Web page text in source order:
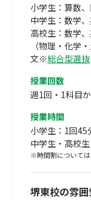
小学生：算数、
中学生：数学
高校生：数学
（物理・化学
文※総合型選抜
授業回数
週1回・1科目
授業時間
小学生：1回45
中学生・高校
※時間割について
堺東校の雰